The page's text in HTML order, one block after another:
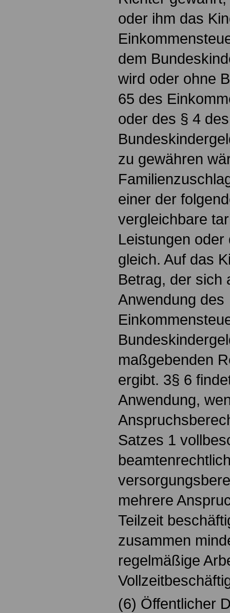
oder ihm das
dem
wird oder ohne
65 des
oder des § 4 des
zu gewähren
einer der
vergleichbare
Leistungen
gleich. Auf das
Betrag, der sich
Anwendung des
maßgebenden
ergibt. 3§ 6
Anwendung,
Satzes 1
mehrere
Teilzeit
zusammen
regelmäßige
(6) Öffentlicher